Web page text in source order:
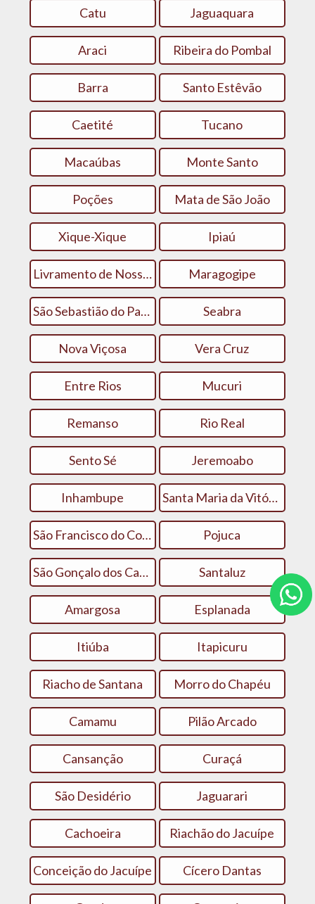
Catu Jaguaquara
Araci Ribeira do Pombal
Barra Santo Estêvão
Caetité Tucano
Macaúbas Monte Santo
Poções Mata de São João
Xique-Xique Ipiaú
Livramento de Nossa Senhora Maragogipe
São Sebastião do Passé Seabra
Nova Viçosa Vera Cruz
Entre Rios Mucuri
Remanso Rio Real
Sento Sé Jeremoabo
Inhambupe Santa Maria da Vitória
São Francisco do Conde Pojuca
São Gonçalo dos Campos Santaluz
Amargosa Esplanada
Itiúba Itapicuru
Riacho de Santana Morro do Chapéu
Camamu Pilão Arcado
Cansanção Curaçá
São Desidério Jaguarari
Cachoeira Riachão do Jacuípe
Conceição do Jacuípe Cícero Dantas